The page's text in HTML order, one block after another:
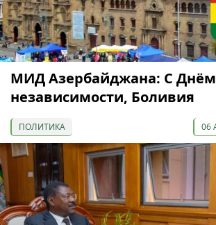
МИД Азербайджана: С Днём
независимости, Боливия
ПОЛИТИКА 06